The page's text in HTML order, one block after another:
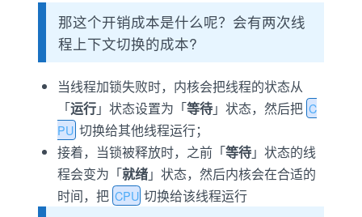
那这个开销成本是什么呢？会有两次线
程上下文切换的成本?
当线程加锁失败时，内核会把线程的状态从
「运行」状态设置为「等待」状态，然后把 C
PU 切换给其他线程运行；
接着，当锁被释放时，之前「等待」状态的线
程会变为「就绪」状态，然后内核会在合适的
时间，把CPU 切换给该线程运行